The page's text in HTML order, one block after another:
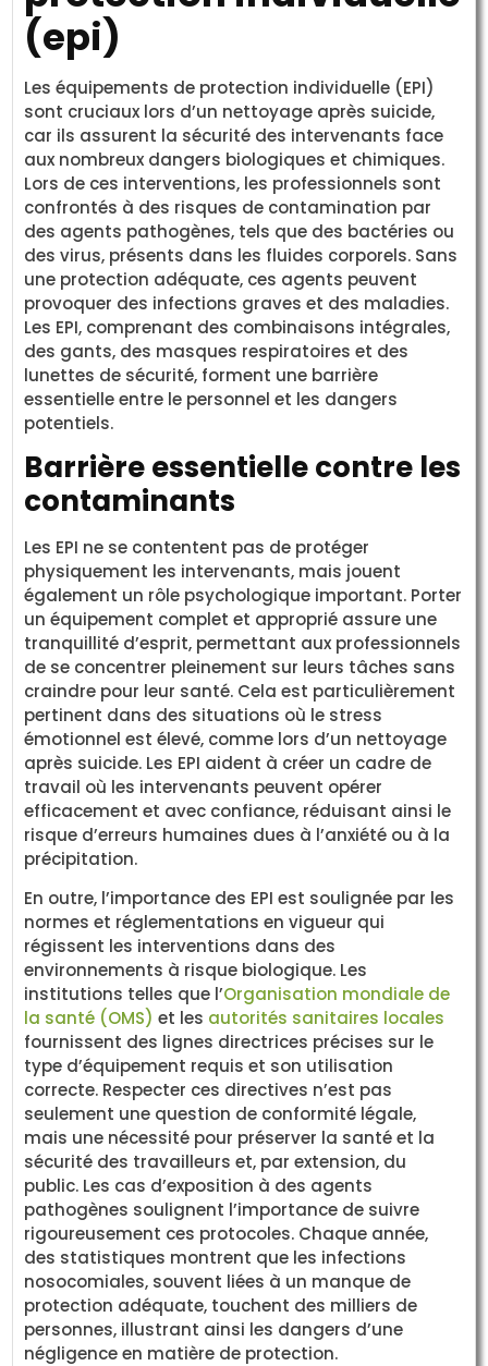
(epi)
Les équipements de protection individuelle (EPI)
sont cruciaux lors d’un nettoyage après suicide,
car ils assurent la sécurité des intervenants face
aux nombreux dangers biologiques et chimiques.
Lors de ces interventions, les professionnels sont
confrontés à des risques de contamination par
des agents pathogènes, tels que des bactéries ou
des virus, présents dans les fluides corporels. Sans
une protection adéquate, ces agents peuvent
provoquer des infections graves et des maladies.
Les EPI, comprenant des combinaisons intégrales,
des gants, des masques respiratoires et des
lunettes de sécurité, forment une barrière
essentielle entre le personnel et les dangers
potentiels.
Barrière essentielle contre les
contaminants
Les EPI ne se contentent pas de protéger
physiquement les intervenants, mais jouent
également un rôle psychologique important. Porter
un équipement complet et approprié assure une
tranquillité d’esprit, permettant aux professionnels
de se concentrer pleinement sur leurs tâches sans
craindre pour leur santé. Cela est particulièrement
pertinent dans des situations où le stress
émotionnel est élevé, comme lors d’un nettoyage
après suicide. Les EPI aident à créer un cadre de
travail où les intervenants peuvent opérer
efficacement et avec confiance, réduisant ainsi le
risque d’erreurs humaines dues à l’anxiété ou à la
précipitation.
En outre, l’importance des EPI est soulignée par les
normes et réglementations en vigueur qui
régissent les interventions dans des
environnements à risque biologique. Les
institutions telles que l’Organisation mondiale de
la santé (OMS) et les autorités sanitaires locales
fournissent des lignes directrices précises sur le
type d’équipement requis et son utilisation
correcte. Respecter ces directives n’est pas
seulement une question de conformité légale,
mais une nécessité pour préserver la santé et la
sécurité des travailleurs et, par extension, du
public. Les cas d’exposition à des agents
pathogènes soulignent l’importance de suivre
rigoureusement ces protocoles. Chaque année,
des statistiques montrent que les infections
nosocomiales, souvent liées à un manque de
protection adéquate, touchent des milliers de
personnes, illustrant ainsi les dangers d’une
négligence en matière de protection.